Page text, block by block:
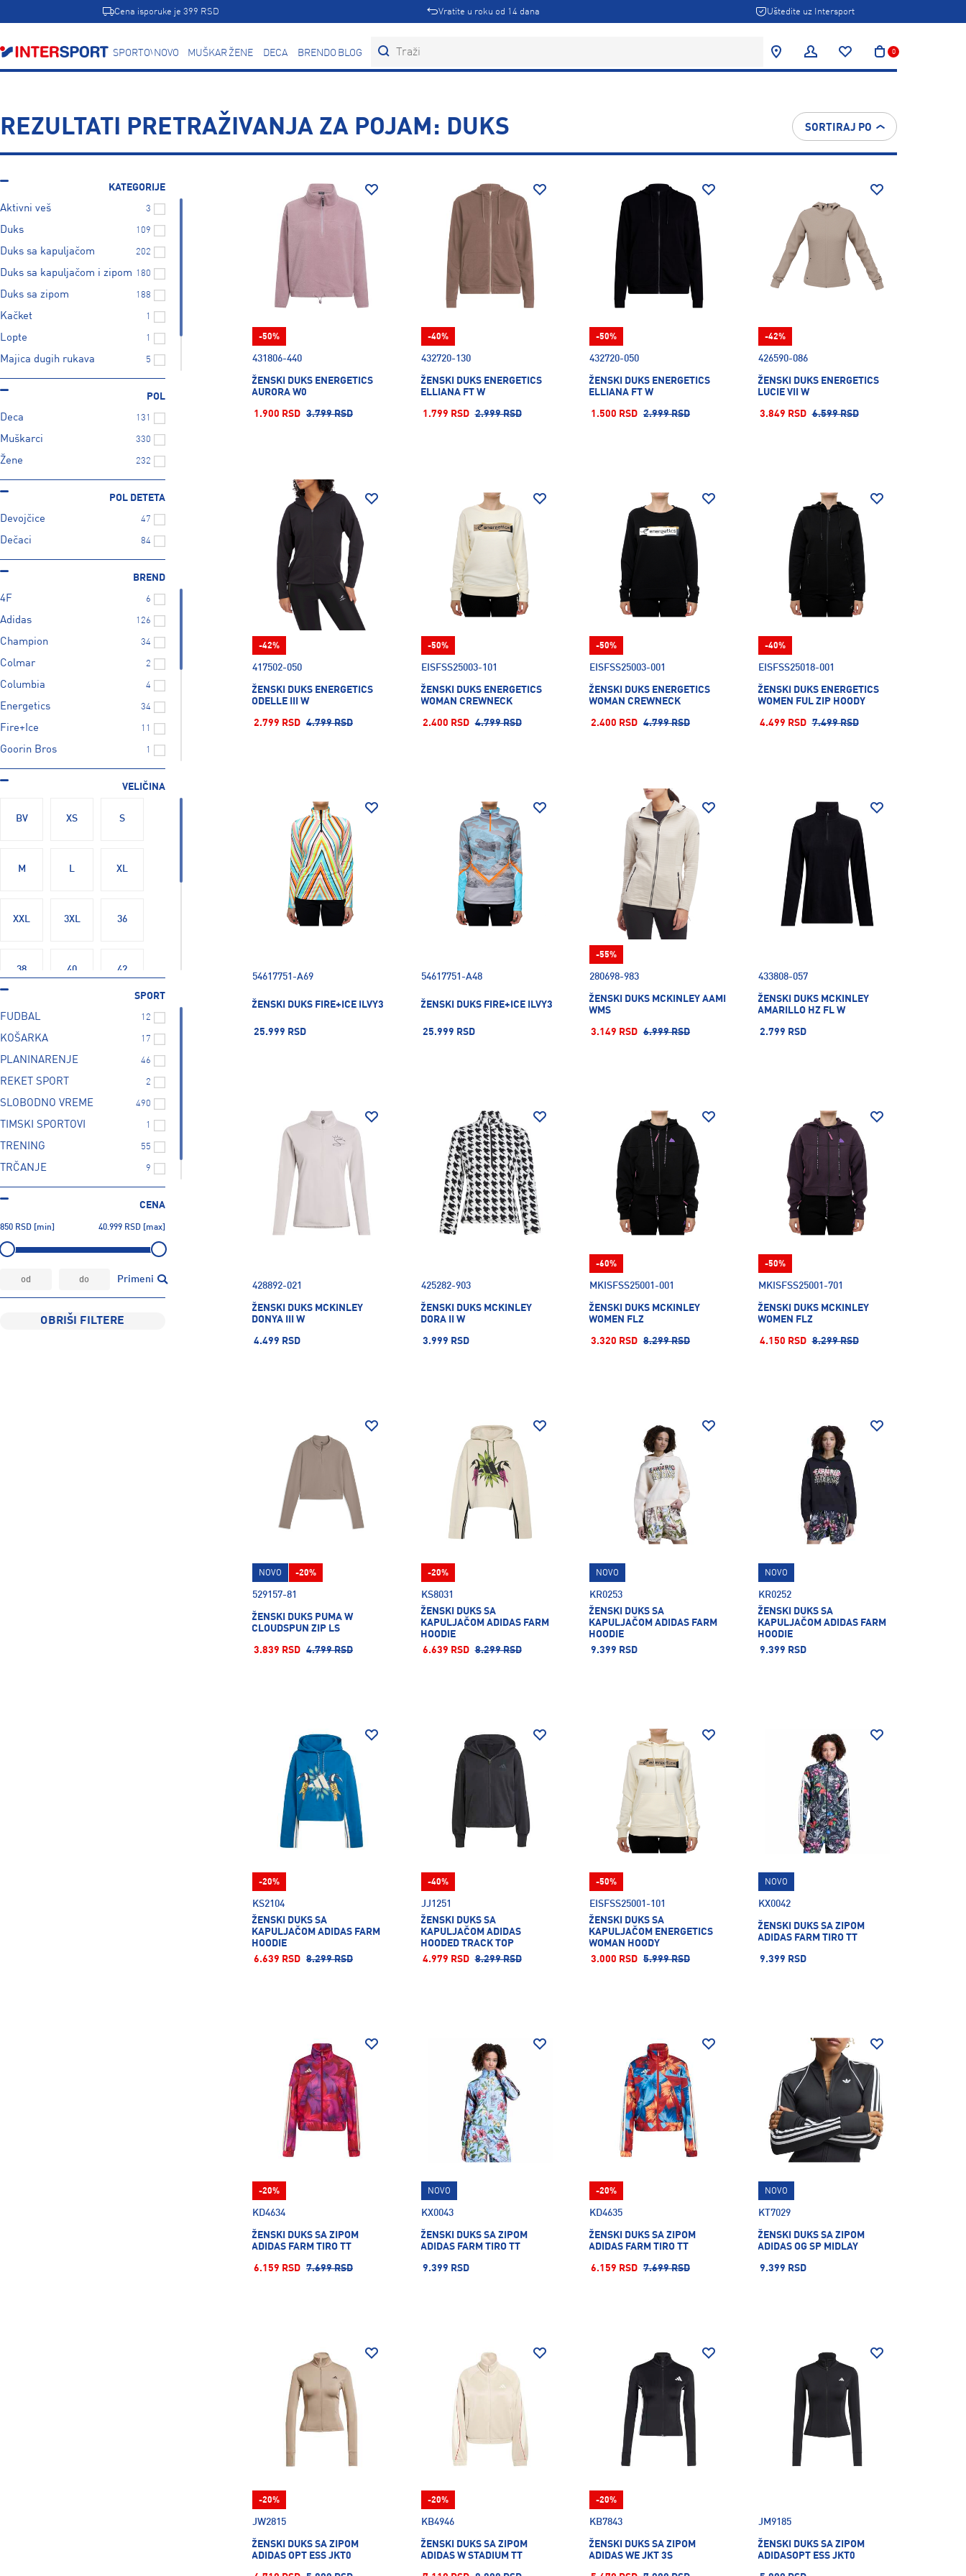
Cena isporuke je 399 RSD Vratite u roku od 14 dana Uštedite uz Intersport
SPORTOVINOVO MUŠKARCIŽENE DECA BRENDOVIBLOG 0
REZULTATI PRETRAŽIVANJA ZA POJAM: DUKS SORTIRAJ PO
KATEGORIJE
Aktivni veš 3
Duks 109
Duks sa kapuljačom 202
Duks sa kapuljačom i zipom 180
Duks sa zipom 188
Kačket 1
Lopte 1
Majica dugih rukava 5
Majica kratkih rukava 1
1
POL
Deca 131
Muškarci 330
Žene 232
POL DETETA
Devojčice 47
Dečaci 84
BREND
4F 6
Adidas 126
Champion 34
Colmar 2
Columbia 4
Energetics 34
Fire+Ice 11
Goorin Bros 1
Ice Peak 13
74
NGN
Under Armour
VELIČINA
BV XS S
M L XL
XXL 3XL 36
38 40 42
44
170 176
SPORT
FUDBAL 12
KOŠARKA 17
PLANINARENJE 46
REKET SPORT 2
SLOBODNO VREME 490
TIMSKI SPORTOVI 1
TRENING 55
TRČANJE 9
ZIMSKI SPORTOVI 56
CENA
850 RSD [min] 40.999 RSD [max]
Primeni
OBRIŠI FILTERE
431806-440
ŽENSKI DUKS ENERGETICS
AURORA W0
1.900 RSD 3.799 RSD
-50%
432720-130
ŽENSKI DUKS ENERGETICS
ELLIANA FT W
1.799 RSD 2.999 RSD
-40%
432720-050
ŽENSKI DUKS ENERGETICS
ELLIANA FT W
1.500 RSD 2.999 RSD
-50%
426590-086
ŽENSKI DUKS ENERGETICS
LUCIE VII W
3.849 RSD 6.599 RSD
-42%
417502-050
ŽENSKI DUKS ENERGETICS
ODELLE III W
2.799 RSD 4.799 RSD
-42%
EISFSS25003-101
ŽENSKI DUKS ENERGETICS
WOMAN CREWNECK
2.400 RSD 4.799 RSD
-50%
EISFSS25003-001
ŽENSKI DUKS ENERGETICS
WOMAN CREWNECK
2.400 RSD 4.799 RSD
-50%
EISFSS25018-001
ŽENSKI DUKS ENERGETICS
WOMEN FUL ZIP HOODY
4.499 RSD 7.499 RSD
-40%
54617751-A69
ŽENSKI DUKS FIRE+ICE ILVY3
25.999 RSD
54617751-A48
ŽENSKI DUKS FIRE+ICE ILVY3
25.999 RSD
280698-983
ŽENSKI DUKS MCKINLEY AAMI
WMS
3.149 RSD 6.999 RSD
-55%
433808-057
ŽENSKI DUKS MCKINLEY
AMARILLO HZ FL W
2.799 RSD
428892-021
ŽENSKI DUKS MCKINLEY
DONYA III W
4.499 RSD
425282-903
ŽENSKI DUKS MCKINLEY
DORA II W
3.999 RSD
MKISFSS25001-001
ŽENSKI DUKS MCKINLEY
WOMEN FLZ
3.320 RSD 8.299 RSD
-60%
MKISFSS25001-701
ŽENSKI DUKS MCKINLEY
WOMEN FLZ
4.150 RSD 8.299 RSD
-50%
529157-81
ŽENSKI DUKS PUMA W
CLOUDSPUN ZIP LS
3.839 RSD 4.799 RSD
NOVO -20%
KS8031
ŽENSKI DUKS SA
KAPULJAČOM ADIDAS FARM
HOODIE
6.639 RSD 8.299 RSD
-20%
KR0253
ŽENSKI DUKS SA
KAPULJAČOM ADIDAS FARM
HOODIE
9.399 RSD
NOVO
KR0252
ŽENSKI DUKS SA
KAPULJAČOM ADIDAS FARM
HOODIE
9.399 RSD
NOVO
KS2104
ŽENSKI DUKS SA
KAPULJAČOM ADIDAS FARM
HOODIE
6.639 RSD 8.299 RSD
-20%
JJ1251
ŽENSKI DUKS SA
KAPULJAČOM ADIDAS
HOODED TRACK TOP
4.979 RSD 8.299 RSD
-40%
EISFSS25001-101
ŽENSKI DUKS SA
KAPULJAČOM ENERGETICS
WOMAN HOODY
3.000 RSD 5.999 RSD
-50%
KX0042
ŽENSKI DUKS SA ZIPOM
ADIDAS FARM TIRO TT
9.399 RSD
NOVO
KD4634
ŽENSKI DUKS SA ZIPOM
ADIDAS FARM TIRO TT
6.159 RSD 7.699 RSD
-20%
KX0043
ŽENSKI DUKS SA ZIPOM
ADIDAS FARM TIRO TT
9.399 RSD
NOVO
KD4635
ŽENSKI DUKS SA ZIPOM
ADIDAS FARM TIRO TT
6.159 RSD 7.699 RSD
-20%
KT7029
ŽENSKI DUKS SA ZIPOM
ADIDAS OG SP MIDLAY
9.399 RSD
NOVO
JW2815
ŽENSKI DUKS SA ZIPOM
ADIDAS OPT ESS JKT0
-20%
KB4946
ŽENSKI DUKS SA ZIPOM
ADIDAS W STADIUM TT
-20%
KB7843
ŽENSKI DUKS SA ZIPOM
ADIDAS WE JKT 3S
-20%
JM9185
ŽENSKI DUKS SA ZIPOM
ADIDASOPT ESS JKT0